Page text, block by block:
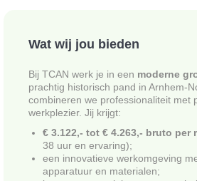
Wat wij jou bieden
Bij TCAN werk je in een moderne
prachtig historisch pand in Arnhem-
combineren we professionaliteit met
werkplezier. Jij krijgt:
€ 3.122,- tot € 4.263,- bruto per
38 uur en ervaring);
een innovatieve werkomgeving
apparatuur en materialen;